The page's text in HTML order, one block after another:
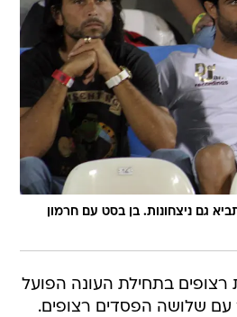
גם ניצחונות. בן בסט עם חרמון
רצופים בתחילת העונה הפועל
שלושה הפסדים רצופים.